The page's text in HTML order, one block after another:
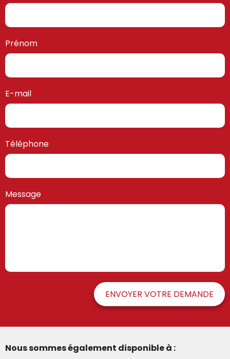
Prénom
E-mail
Téléphone
Message
ENVOYER VOTRE DEMANDE
Nous sommes également disponible à :